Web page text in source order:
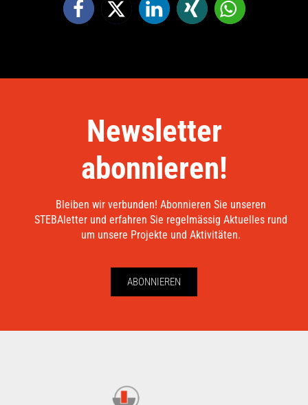
Newsletter
abonnieren!
Bleiben wir verbunden! Abonnieren Sie unseren
STEBAletter und erfahren Sie regelmässig Aktuelles rund
um unsere Projekte und Aktivitäten.
ABONNIEREN